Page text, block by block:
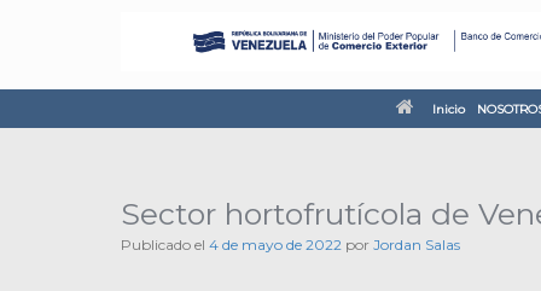
Inicio
Sector hortofrutícola de
Publicado el 4 de mayo de 2022 por Jordan Salas